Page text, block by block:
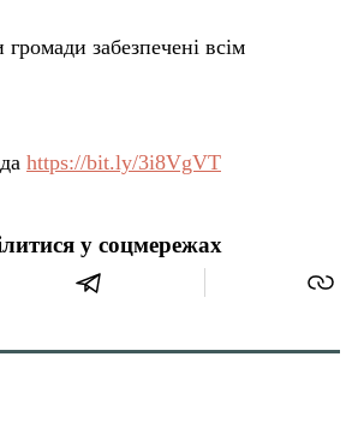
забезпечені всім
https://bit.ly/3i8VgVT
у соцмережах